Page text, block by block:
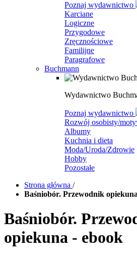
Poznaj wydawnictwo
Karciane
Logiczne
Przygodowe
Zręcznościowe
Familijne
Paragrafowe
Buchmann
Wydawnictwo
Poznaj wydawnictwo
Rozwój osobisty/
Albumy
Kuchnia i dieta
Moda/Uroda/Zdrowie
Hobby
Pozostałe
Strona główna /
Baśniobór. Przewodnik
Baśniobór.
opiekuna - ebook